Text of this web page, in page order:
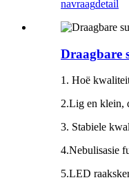
navraagdetail
Draagbare
1. Hoë
2.Lig en klein,
3. Stabiele
4.Nebulisasie
5.LED